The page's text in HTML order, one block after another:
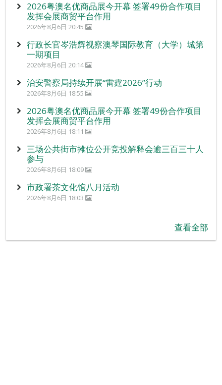
2026粤澳名优商品展今开幕 签署49份合作项目
发挥会展商贸平台作用
2026年8月6日 20:45
行政长官岑浩辉视察澳琴国际教育（大学）城第
一期项目
2026年8月6日 20:14
治安警察局持续开展“雷霆2026”行动
2026年8月6日 18:55
2026粤澳名优商品展今开幕 签署49份合作项目
发挥会展商贸平台作用
2026年8月6日 18:11
三场公共街市摊位公开竞投解释会逾三百三十人
参与
2026年8月6日 18:09
市政署茶文化馆八月活动
2026年8月6日 18:03
查看全部